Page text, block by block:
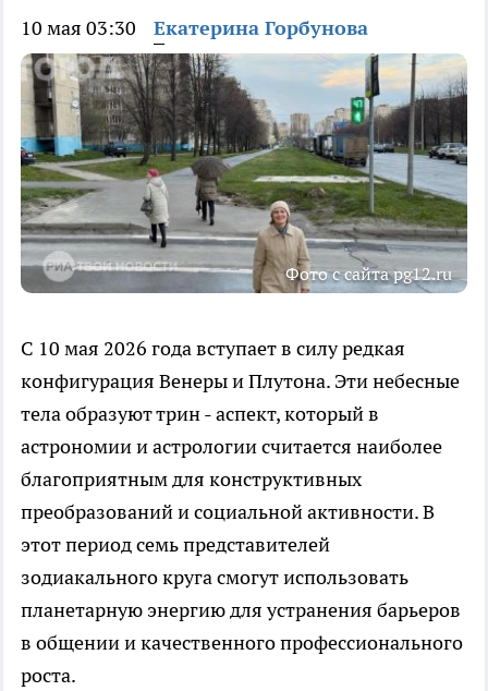
10 мая 03:30 Екатерина Горбунова
Фото с сайта pg12.ru
С 10 мая 2026 года вступает в силу редкая
конфигурация Венеры и Плутона. Эти небесные
тела образуют трин - аспект, который в
астрономии и астрологии считается наиболее
благоприятным для конструктивных
преобразований и социальной активности. В
этот период семь представителей
зодиакального круга смогут использовать
планетарную энергию для устранения барьеров
в общении и качественного профессионального
роста.